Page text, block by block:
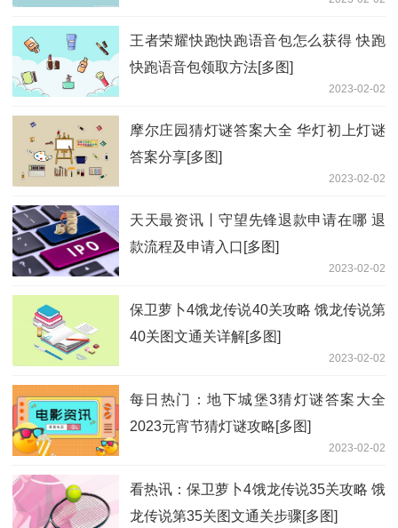
王者荣耀快跑快跑语音包怎么获得 快跑
快跑语音包领取方法[多图]
2023-02-02
摩尔庄园猜灯谜答案大全 华灯初上灯谜
答案分享[多图]
2023-02-02
天天最资讯丨守望先锋退款申请在哪 退
款流程及申请入口[多图]
2023-02-02
保卫萝卜4饿龙传说40关攻略 饿龙传说第
40关图文通关详解[多图]
2023-02-02
每日热门：地下城堡3猜灯谜答案大全
2023元宵节猜灯谜攻略[多图]
2023-02-02
看热讯：保卫萝卜4饿龙传说35关攻略 饿
龙传说第35关图文通关步骤[多图]